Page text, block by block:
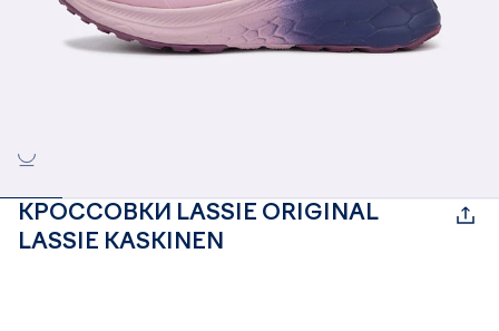
КРОССОВКИ LASSIE ORIGINAL
LASSIE KASKINEN